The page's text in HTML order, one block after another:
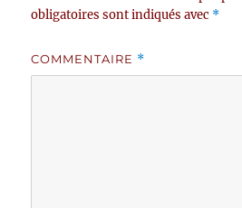
obligatoires sont indiqués avec *
COMMENTAIRE *